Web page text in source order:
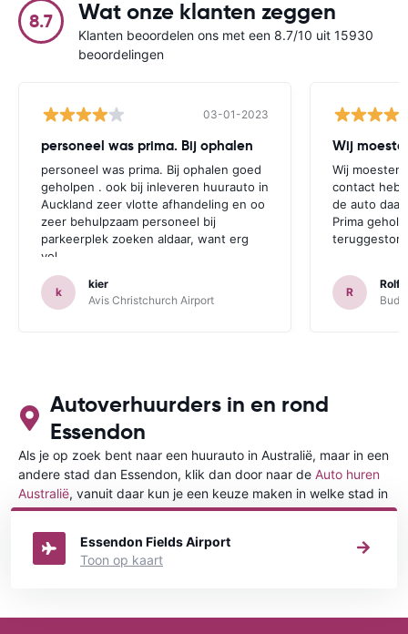
8.7 Wat onze klanten zeggen
Klanten beoordelen ons met een 8.7/10 uit 15930
beoordelingen
03-01-2023
personeel was prima. Bij ophalen
personeel was prima. Bij ophalen goed
geholpen . ook bij inleveren huurauto in
Auckland zeer vlotte afhandeling en oo
zeer behulpzaam personeel bij
parkeerplek zoeken aldaar, want erg
vol.
k
kier
Avis Christchurch Airport
Wij
Wij moesten
contact
de auto
Prima
R
Rolf
Autoverhuurders in en rond
Essendon
Als je op zoek bent naar een huurauto in Australië, maar in een
andere stad dan Essendon, klik dan door naar de Auto huren
Australië, vanuit daar kun je een keuze maken in welke stad in
Australië je een auto huren wilt.
Essendon Fields Airport
Toon op kaart